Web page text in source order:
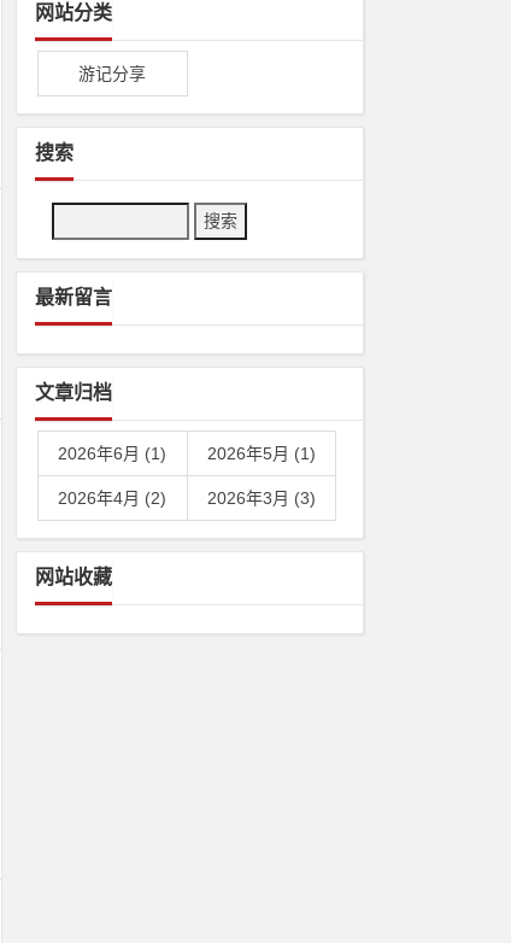
网站分类
游记分享
搜索
最新留言
文章归档
2026年6月 (1) 2026年5月 (1)
2026年4月 (2) 2026年3月 (3)
网站收藏